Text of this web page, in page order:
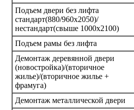
Подъем двери без лифта
стандарт(880/960х2050)/
нестандарт(свыше 1000х2100)
Подъем рамы без лифта
Демонтаж деревянной двери
(новостройка)/(вторичное
жилье)/(вторичное жилье +
фрамуга)
Демонтаж металлической двери